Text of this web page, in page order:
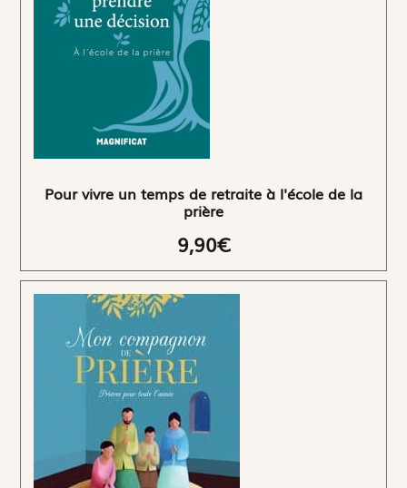
Pour vivre un temps de retraite à l'école de la
prière
9,90€